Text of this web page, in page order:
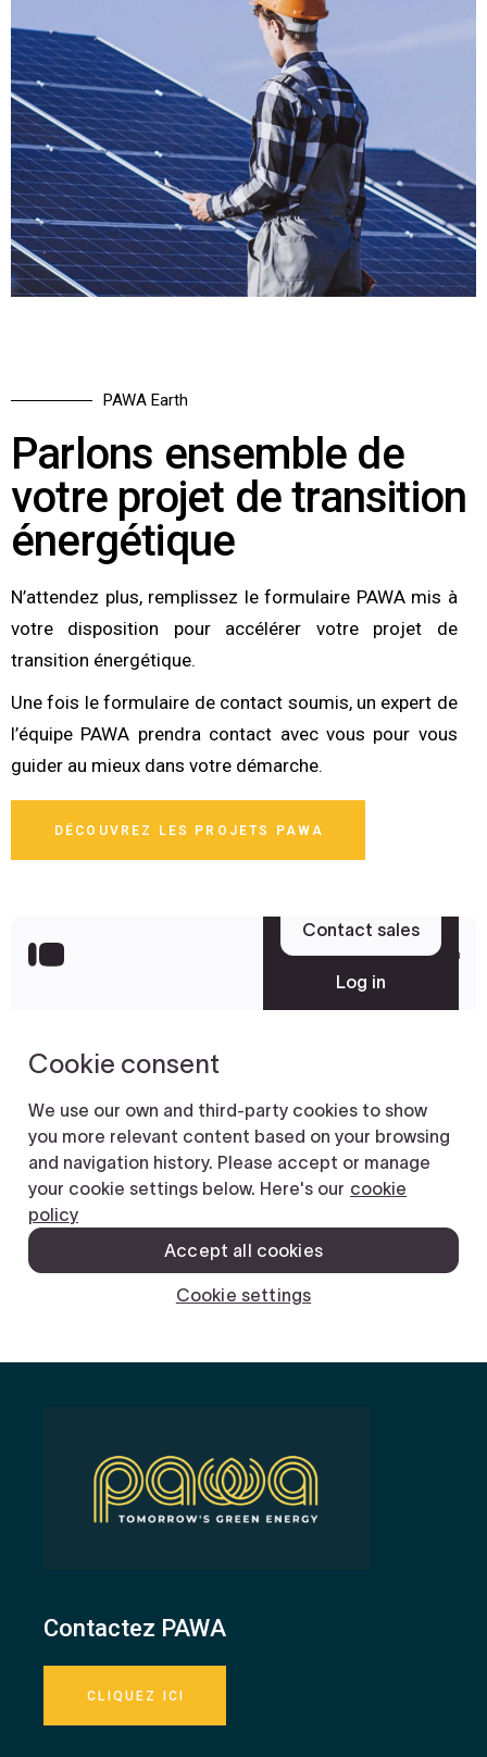
PAWA Earth
Parlons ensemble de
votre projet de transition
énergétique
N’attendez plus, remplissez le formulaire PAWA mis à
votre disposition pour accélérer votre projet de
transition énergétique.
Une fois le formulaire de contact soumis, un expert de
l’équipe PAWA prendra contact avec vous pour vous
guider au mieux dans votre démarche.
DÉCOUVREZ LES PROJETS PAWA
Contactez PAWA
CLIQUEZ ICI